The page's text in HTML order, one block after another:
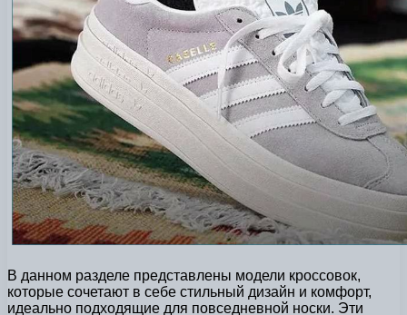
В данном разделе представлены модели кроссовок,
которые сочетают в себе стильный дизайн и комфорт,
идеально подходящие для повседневной носки. Эти